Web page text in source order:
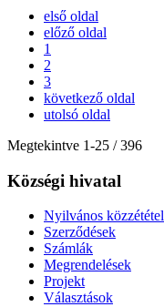
első oldal
előző oldal
1
2
3
következő oldal
utolsó oldal
Megtekintve 1-25 / 396
Községi hivatal
Nyilvános közzététel
Szerződések
Számlák
Megrendelések
Projekt
Választások